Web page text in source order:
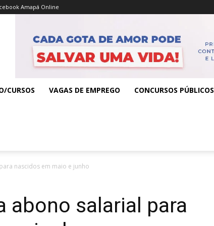
Amapá Online
CURSOS VAGAS DE EMPREGO CONCURSOS PÚBLICOS
nascidos em maio e junho
abono salarial para